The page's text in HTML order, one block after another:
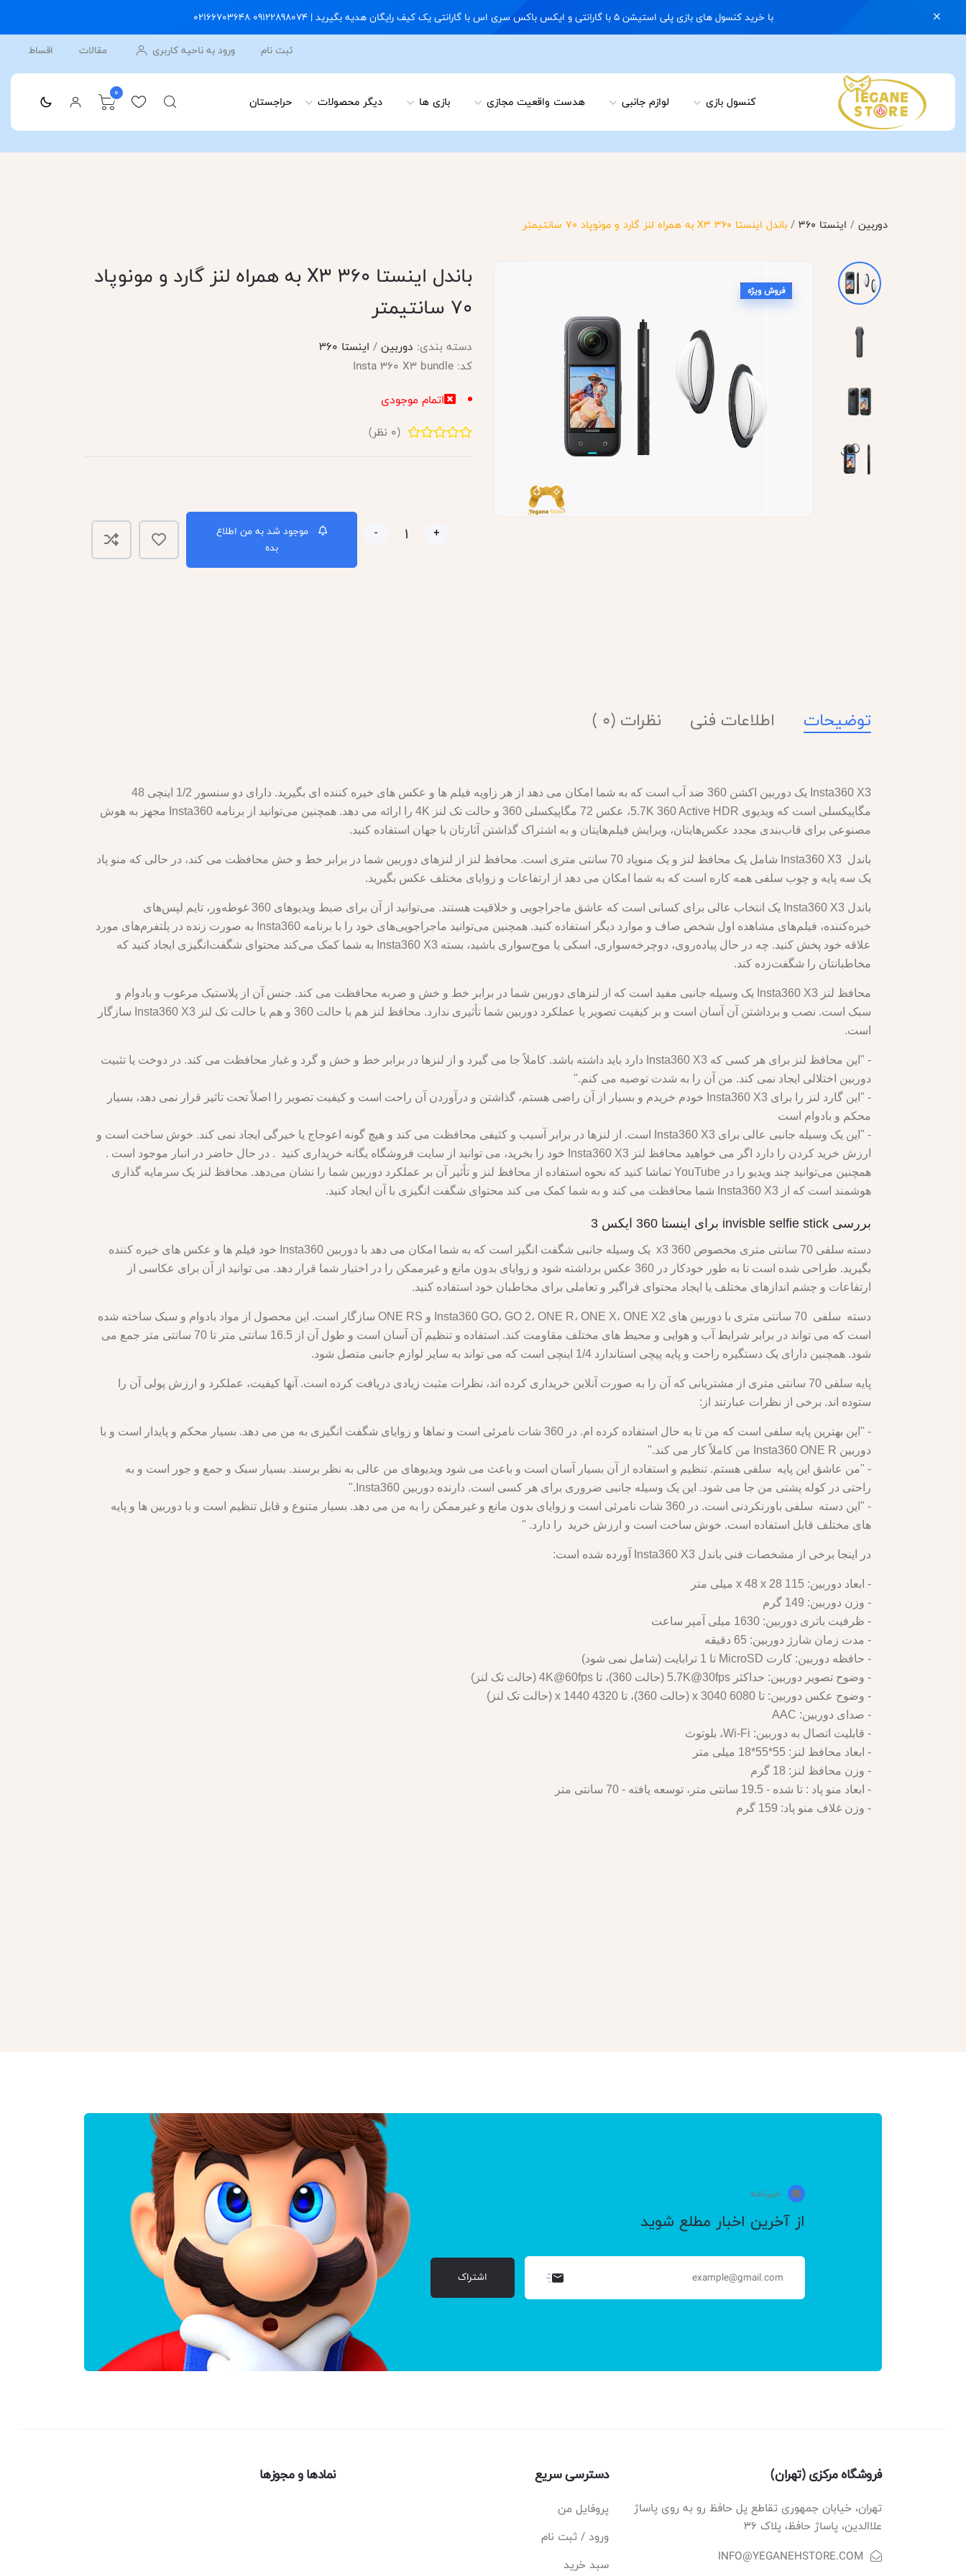
با خرید کنسول های بازی پلی استیشن 5 با گارانتی و ایکس باکس سری اس با گارانتی یک کیف رایگان هدیه بگیرید | 09122898074 02166703648
ثبت نام
ورود به ناحیه کاربری مقالات اقساط
کنسول بازی لوازم جانبی هدست واقعیت مجازی بازی ها دیگر محصولات حراجستان 0
دوربین / اینستا 360 /باندل اینستا 360 X3 به همراه لنز گارد و مونوپاد 70 سانتیمتر
فروش ویژه
باندل اینستا 360 X3 به همراه لنز گارد و مونوپاد
70 سانتیمتر
دسته بندی: دوربین/ اینستا 360
کد: Insta 360 X3 bundle
اتمام موجودی
(
0 نظر)
- +
موجود شد به من اطلاع
بده
توضیحات اطلاعات فنی نظرات (0 )
Insta360 X3 یک دوربین اکشن 360 ضد آب است که به شما امکان می دهد از هر زاویه فیلم ها و عکس های خیره کننده ای بگیرید. دارای دو سنسور 1/2 اینچی 48
مگاپیکسلی است که ویدیوی 5.7K 360 Active HDR، عکس 72 مگاپیکسلی 360 و حالت تک لنز 4K را ارائه می دهد. همچنین می‌توانید از برنامه Insta360 مجهز به هوش
مصنوعی برای قاب‌بندی مجدد عکس‌هایتان، ویرایش فیلم‌هایتان و به اشتراک گذاشتن آثارتان با جهان استفاده کنید.
باندل Insta360 X3 شامل یک محافظ لنز و یک منوپاد 70 سانتی متری است. محافظ لنز از لنزهای دوربین شما در برابر خط و خش محافظت می کند، در حالی که منو پاد
یک سه پایه و چوب سلفی همه کاره است که به شما امکان می دهد از ارتفاعات و زوایای مختلف عکس بگیرید.
باندل Insta360 X3 یک انتخاب عالی برای کسانی است که عاشق ماجراجویی و خلاقیت هستند. می‌توانید از آن برای ضبط ویدیوهای 360 غوطه‌ور، تایم لپس‌های
خیره‌کننده، فیلم‌های مشاهده اول شخص صاف و موارد دیگر استفاده کنید. همچنین می‌توانید ماجراجویی‌های خود را با برنامه Insta360 به صورت زنده در پلتفرم‌های مورد
علاقه خود پخش کنید. چه در حال پیاده‌روی، دوچرخه‌سواری، اسکی یا موج‌سواری باشید، بسته Insta360 X3 به شما کمک می‌کند محتوای شگفت‌انگیزی ایجاد کنید که
مخاطبانتان را شگفت‌زده کند.
محافظ لنز Insta360 X3 یک وسیله جانبی مفید است که از لنزهای دوربین شما در برابر خط و خش و ضربه محافظت می کند. جنس آن از پلاستیک مرغوب و بادوام و
سبک است. نصب و برداشتن آن آسان است و بر کیفیت تصویر یا عملکرد دوربین شما تأثیری ندارد. محافظ لنز هم با حالت 360 و هم با حالت تک لنز Insta360 X3 سازگار
است.
- "این محافظ لنز برای هر کسی که Insta360 X3 دارد باید داشته باشد. کاملاً جا می گیرد و از لنزها در برابر خط و خش و گرد و غبار محافظت می کند. در دوخت یا تثبیت
دوربین اختلالی ایجاد نمی کند. من آن را به شدت توصیه می کنم."
- "این گارد لنز را برای Insta360 X3 خودم خریدم و بسیار از آن راضی هستم، گذاشتن و درآوردن آن راحت است و کیفیت تصویر را اصلاً تحت تاثیر قرار نمی دهد، بسیار
محکم و بادوام است
- "این یک وسیله جانبی عالی برای Insta360 X3 است. از لنزها در برابر آسیب و کثیفی محافظت می کند و هیچ گونه اعوجاج یا خیرگی ایجاد نمی کند. خوش ساخت است و
ارزش خرید کردن را دارد
اگر می خواهید محافظ لنز Insta360 X3 خود را بخرید، می توانید از سایت فروشگاه یگانه خریداری کنید . در حال حاضر در انبار موجود است .
همچنین می‌توانید چند ویدیو را در YouTube تماشا کنید که نحوه استفاده از محافظ لنز و تأثیر آن بر عملکرد دوربین شما را نشان می‌دهد. محافظ لنز یک سرمایه گذاری
هوشمند است که از Insta360 X3 شما محافظت می کند و به شما کمک می کند محتوای شگفت انگیزی با آن ایجاد کنید.
بررسی invisble selfie stick برای اینستا 360 ایکس 3
دسته سلفی 70 سانتی متری مخصوص 360 x3 یک وسیله جانبی شگفت انگیز است که به شما امکان می دهد با دوربین Insta360 خود فیلم ها و عکس های خیره کننده
بگیرید. طراحی شده است تا به طور خودکار در 360 عکس برداشته شود و زوایای بدون مانع و غیرممکن را در اختیار شما قرار دهد. می توانید از آن برای عکاسی از
ارتفاعات و چشم اندازهای مختلف یا ایجاد محتوای فراگیر و تعاملی برای مخاطبان خود استفاده کنید.
دسته سلفی 70 سانتی متری با دوربین های Insta360 GO، GO 2، ONE R، ONE X، ONE X2 و ONE RS سازگار است. این محصول از مواد بادوام و سبک ساخته شده
است که می تواند در برابر شرایط آب و هوایی و محیط های مختلف مقاومت کند. استفاده و تنظیم آن آسان است و طول آن از 16.5 سانتی متر تا 70 سانتی متر جمع می
شود. همچنین دارای یک دستگیره راحت و پایه پیچی استاندارد 1/4 اینچی است که می تواند به سایر لوازم جانبی متصل شود.
پایه سلفی 70 سانتی متری از مشتریانی که آن را به صورت آنلاین خریداری کرده اند، نظرات مثبت زیادی دریافت کرده است. آنها کیفیت، عملکرد و ارزش پولی آن را
ستوده اند. برخی از نظرات عبارتند از:
- "این بهترین پایه سلفی است که من تا به حال استفاده کرده ام. در 360 شات نامرئی است و نماها و زوایای شگفت انگیزی به من می دهد. بسیار محکم و پایدار است و با
دوربین Insta360 ONE R من کاملاً کار می کند."
- "من عاشق این پایه سلفی هستم. تنظیم و استفاده از آن بسیار آسان است و باعث می شود ویدیوهای من عالی به نظر برسند. بسیار سبک و جمع و جور است و به
راحتی در کوله پشتی من جا می شود. این یک وسیله جانبی ضروری برای هر کسی است. دارنده دوربین Insta360."
- "این دسته سلفی باورنکردنی است. در 360 شات نامرئی است و زوایای بدون مانع و غیرممکن را به من می دهد. بسیار متنوع و قابل تنظیم است و با دوربین ها و پایه
های مختلف قابل استفاده است. خوش ساخت است و ارزش خرید را دارد. "
در اینجا برخی از مشخصات فنی باندل Insta360 X3 آورده شده است:
- ابعاد دوربین: 115 x 48 x 28 میلی متر
- وزن دوربین: 149 گرم
- ظرفیت باتری دوربین: 1630 میلی آمپر ساعت
- مدت زمان شارژ دوربین: 65 دقیقه
- حافظه دوربین: کارت MicroSD تا 1 ترابایت (شامل نمی شود)
- وضوح تصویر دوربین: حداکثر 5.7K@30fps (حالت 360)، تا 4K@60fps (حالت تک لنز)
- وضوح عکس دوربین: تا 6080 x 3040 (حالت 360)، تا 4320 x 1440 (حالت تک لنز)
- صدای دوربین: AAC
- قابلیت اتصال به دوربین: Wi-Fi، بلوتوث
- ابعاد محافظ لنز: 55*55*18 میلی متر
- وزن محافظ لنز: 18 گرم
- ابعاد منو پاد : تا شده - 19.5 سانتی متر، توسعه یافته - 70 سانتی متر
- وزن غلاف منو پاد: 159 گرم
خبرنامه
از آخرین اخبار مطلع شوید
اشتراک
فروشگاه مرکزی (تهران)
تهران، خیابان جمهوری تقاطع پل حافظ رو به روی پاساژ
علاالدین، پاساژ حافظ، پلاک ۳۶
INFO@YEGANEHSTORE.COM
دسترسی سریع
پروفایل من
ورود / ثبت نام
سبد خرید
نمادها و مجوزها